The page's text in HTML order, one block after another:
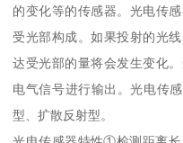
的变化等的传感器。光电传
受光部构成。如果投射的光
达受光部的量将会发生变化
电气信号进行输出。光电传
型、扩散反射型。